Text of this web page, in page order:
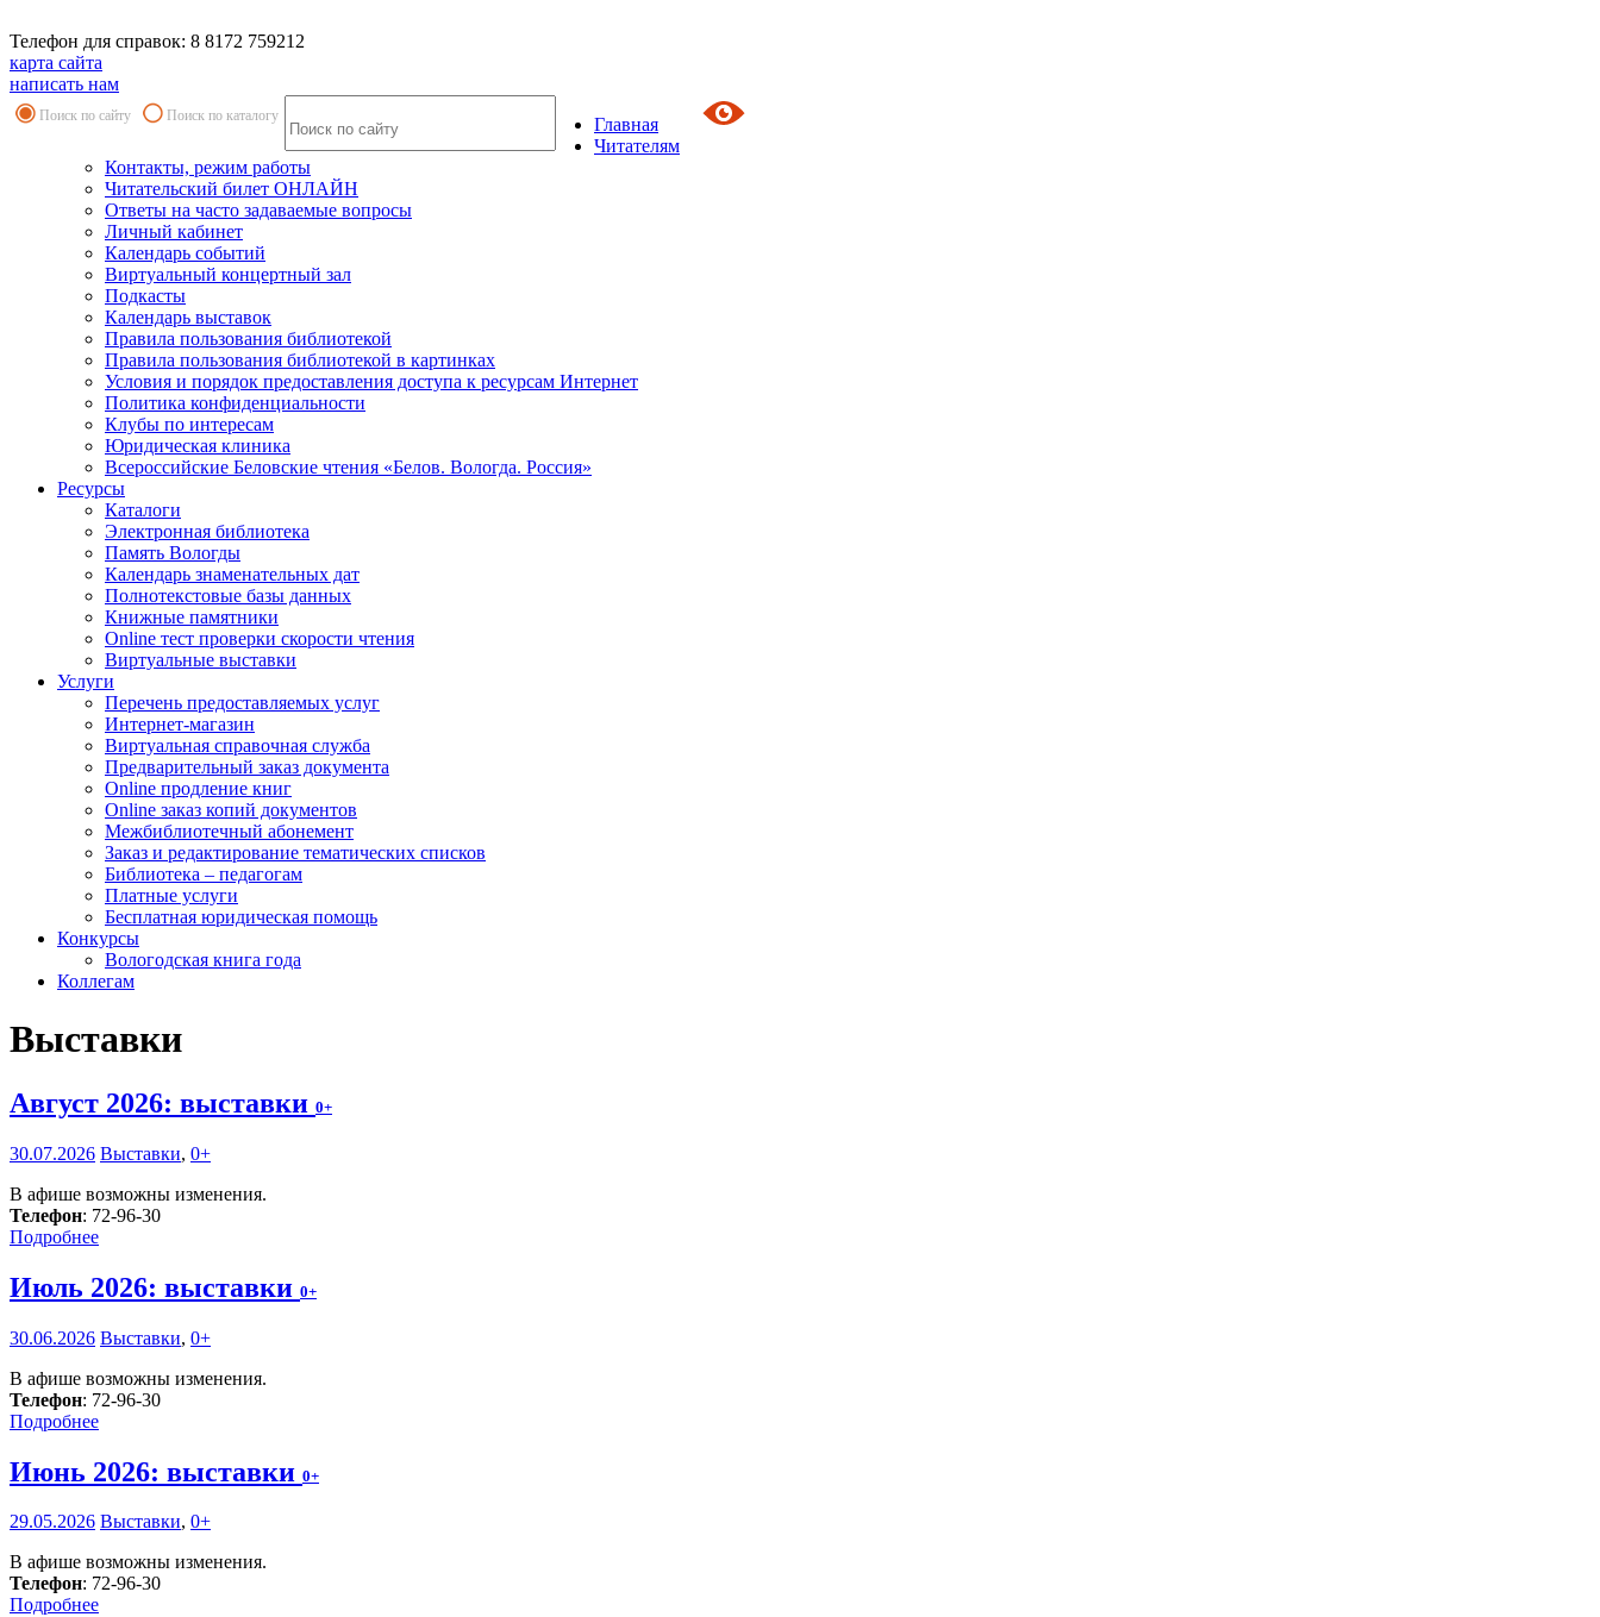
Телефон для справок: 8 8172 759212
карта сайта
написать нам
Поиск по сайту Поиск по каталогу
Главная
Читателям
Контакты, режим работы
Читательский билет ОНЛАЙН
Ответы на часто задаваемые вопросы
Личный кабинет
Календарь событий
Виртуальный концертный зал
Подкасты
Календарь выставок
Правила пользования библиотекой
Правила пользования библиотекой в картинках
Условия и порядок предоставления доступа к ресурсам Интернет
Политика конфиденциальности
Клубы по интересам
Юридическая клиника
Всероссийские Беловские чтения «Белов. Вологда. Россия»
Ресурсы
Каталоги
Электронная библиотека
Память Вологды
Календарь знаменательных дат
Полнотекстовые базы данных
Книжные памятники
Online тест проверки скорости чтения
Виртуальные выставки
Услуги
Перечень предоставляемых услуг
Интернет-магазин
Виртуальная справочная служба
Предварительный заказ документа
Online продление книг
Online заказ копий документов
Межбиблиотечный абонемент
Заказ и редактирование тематических списков
Библиотека – педагогам
Платные услуги
Бесплатная юридическая помощь
Конкурсы
Вологодская книга года
Коллегам
Выставки
Август 2026: выставки 0+
30.07.2026 Выставки, 0+
В афише возможны изменения.
Телефон: 72-96-30
Подробнее
Июль 2026: выставки 0+
30.06.2026 Выставки, 0+
В афише возможны изменения.
Телефон: 72-96-30
Подробнее
Июнь 2026: выставки 0+
29.05.2026 Выставки, 0+
В афише возможны изменения.
Телефон: 72-96-30
Подробнее